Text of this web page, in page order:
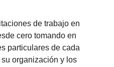
de trabajo en
cero tomando en
particulares de cada
organización y los